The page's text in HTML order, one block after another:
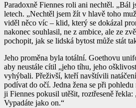
Paradoxně Fiennes roli ani nechtěl. „Bál
letech. „Nechtěl jsem žít v hlavě toho
viděl něco víc – klid, který se dokázal
nakonec souhlasil, ne z ambice, ale ze
pochopit, jak se lidská bytost může stát
Jeho proměna byla totální. Goethovu
aby neustále cítil „jeho tíhu, jeho
vyhýbali. Přeživší, kteří navštívili
podívat do očí. Jedna žena se při
ji Fiennes pokusil utěšit, roztřeseně
Vypadáte jako on.“